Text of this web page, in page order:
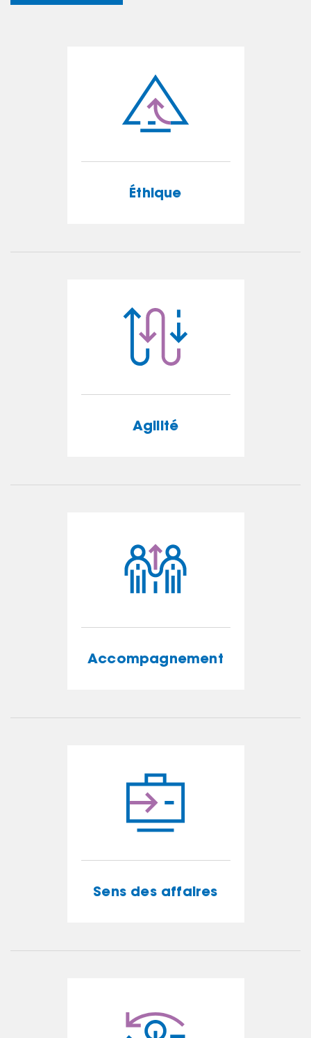
Éthique
Éthique
EN SAVOIR PLUS
Agilité
Agilité
EN SAVOIR PLUS
Accompagnement
Accompagnement
EN SAVOIR PLUS
Sens des affaires
Sens des affaires
EN SAVOIR PLUS